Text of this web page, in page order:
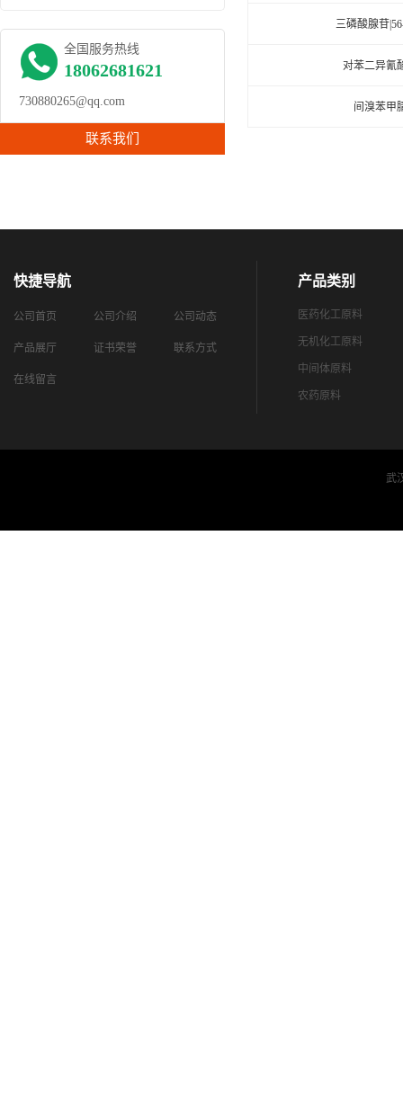
全国服务热线
18062681621
730880265@qq.com
联系我们
三磷酸腺苷
对苯二异氰
间溴苯甲
快捷导航
公司首页 公司介绍 公司动态
产品展厅 证书荣誉 联系方式
在线留言
产品类别
医药化工原料
无机化工原料
中间体原料
农药原料
武